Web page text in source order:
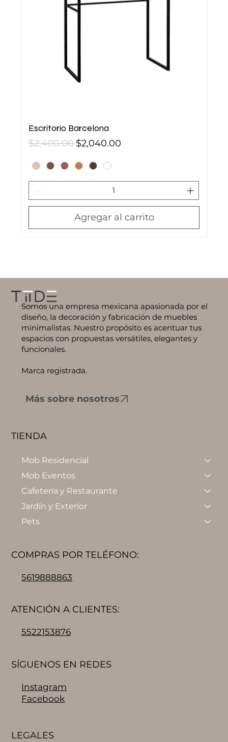
Escritorio Barcelona
Precio
$2,400.00 Precio de oferta
$2,040.00
Agregar al carrito
Somos una empresa mexicana apasionada por el
diseño, la decoración y fabricación de muebles
minimalistas. Nuestro propósito es acentuar tus
espacios con propuestas versátiles, elegantes y
funcionales.
Marca registrada.
Más sobre nosotros
TIENDA
Mob Residencial
Mob Eventos
Cafetería y Restaurante
Jardín y Exterior
Pets
COMPRAS POR TELÉFONO:
5619888863
ATENCIÓN A CLIENTES:
5522153876
SÍGUENOS EN REDES
Instagram
Facebook
LEGALES